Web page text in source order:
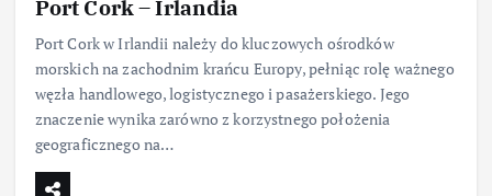
Port Cork – Irlandia
Port Cork w Irlandii należy do kluczowych ośrodków
morskich na zachodnim krańcu Europy, pełniąc rolę ważnego
węzła handlowego, logistycznego i pasażerskiego. Jego
znaczenie wynika zarówno z korzystnego położenia
geograficznego na…